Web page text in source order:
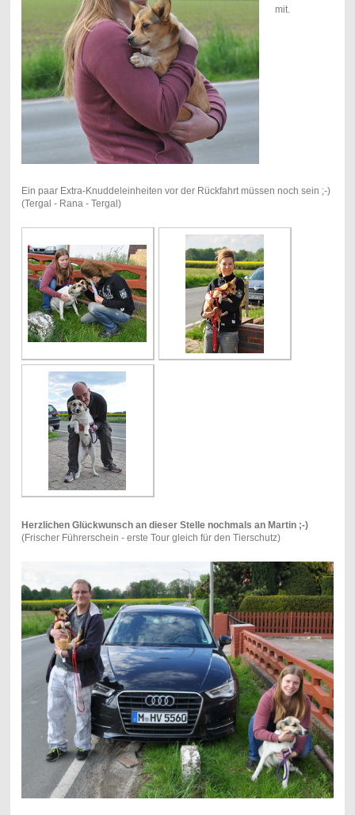
mit.
Ein paar Extra-Knuddeleinheiten vor der Rückfahrt müssen noch sein ;-)
(Tergal - Rana - Tergal)
Herzlichen Glückwunsch an dieser Stelle nochmals an Martin ;-)
(Frischer Führerschein - erste Tour gleich für den Tierschutz)